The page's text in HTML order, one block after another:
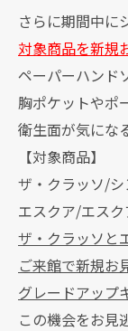
さらに期間中に
対象商品を新規
ペーパーハンド
胸ポケットやポ
衛生面が気にな
【対象商品】
ザ・クラッソ/
エスクア/エス
ザ・クラッソと
ご来館で新規お
グレードアップ
この機会をお見